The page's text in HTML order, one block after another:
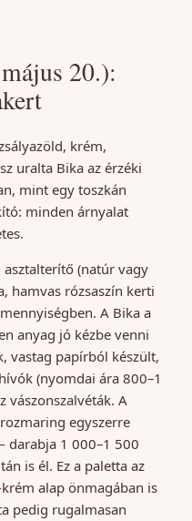
20.):
krém,
uralta Bika az érzéki
mint egy toszkán
minden árnyalat
asztalterítő (natúr vagy
hamvas rózsaszín kerti
A Bika a
anyag jó kézbe venni
vastag papírból készült,
(nyomdai ára 800–1
vászonszalvéták. A
egyszerre
darabja 1 000–1 500
is él. Ez a paletta az
alap önmagában is
pedig rugalmasan